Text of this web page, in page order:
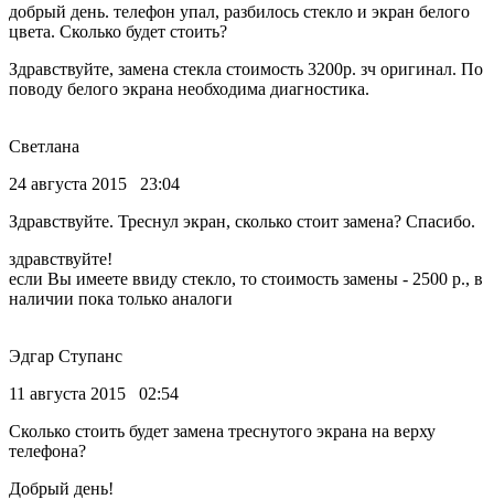
добрый день. телефон упал, разбилось стекло и экран белого
цвета. Сколько будет стоить?
Здравствуйте, замена стекла стоимость 3200р. зч оригинал. По
поводу белого экрана необходима диагностика.
Светлана
24 августа 2015 23:04
Здравствуйте. Треснул экран, сколько стоит замена? Спасибо.
здравствуйте!
если Вы имеете ввиду стекло, то стоимость замены - 2500 р., в
наличии пока только аналоги
Эдгар Ступанс
11 августа 2015 02:54
Сколько стоить будет замена треснутого экрана на верху
телефона?
Добрый день!